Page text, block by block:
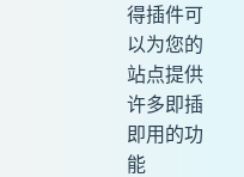
得插件可
以为您的
站点提供
许多即插
即用的功
能